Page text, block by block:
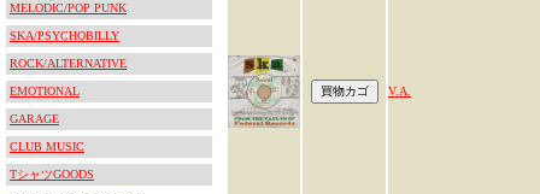
MELODIC/POP PUNK
SKA/PSYCHOBILLY
ROCK/ALTERNATIVE
EMOTIONAL
GARAGE
CLUB MUSIC
TシャツGOODS
V.A.